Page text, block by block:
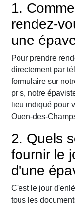
1.
rendez-
une
Pour prendre
directement par
formulaire sur
pris, notre
lieu indiqué pour
Ouen-des-
2. Quels
fournir le
d'une
C'est le jour
tous les